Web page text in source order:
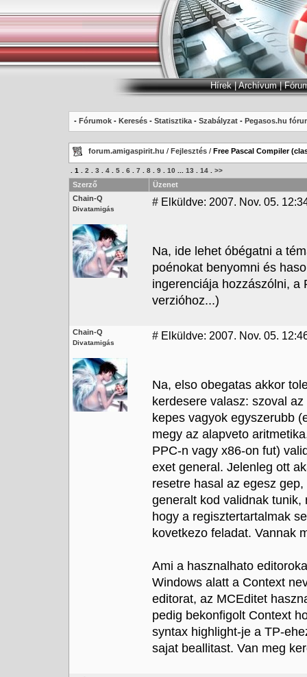
Hírek|Archívum|
- Fórumok - Keresés - Statisztika - Szabályzat - Pegasos.hu
forum.amigaspirit.hu / Fejlesztés / Free Pascal Compiler
1 2 3 4 5 6 7 8 9 10 13 14 >>
Szerző
Üzenet
Chain-Q
Divatamigás
# Elküldve: 2007. Nov. 05.
Na, ide lehet óbégatni a
poénokat benyomni és
ingerenciája hozzászólni, a
verzióhoz...)
Chain-Q
Divatamigás
# Elküldve: 2007. Nov. 05.
Na, elso obegatas akkor
kerdesere valasz: szoval
kepes vagyok egyszerubb
megy az alapveto
PPC-n vagy x86-on fut)
exet general. Jelenleg ott
resetre hasal az egesz
generalt kod validnak
hogy a regisztertartalmak
kovetkezo feladat. Vannak
Ami a hasznalhato
Windows alatt a Context
editorat, az MCEditet
pedig bekonfigolt Context
syntax highlight-je a TP-
sajat beallitast. Van meg